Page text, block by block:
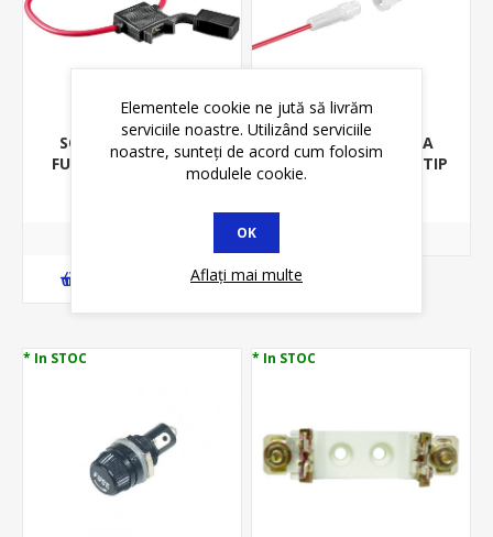
SOCLU SIGURANTA
FUZIBILA AUTO, MAX
ADAUGĂ ȊN COŞ
SOCLU SIGURANTA
FUZIBILA, 5*20MM, TIP
* In STOC * In STOC
Elementele cookie ne jută să livrăm
serviciile noastre. Utilizând serviciile
noastre, sunteți de acord cum folosim
modulele cookie.
OK
Aflați mai multe